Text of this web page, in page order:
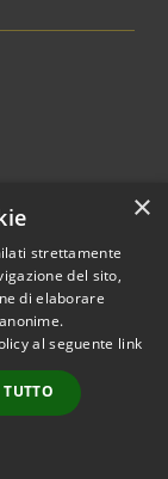
2026 • Comune di
•
Accesso
×
strettamente
del sito,
di elaborare
al seguente link